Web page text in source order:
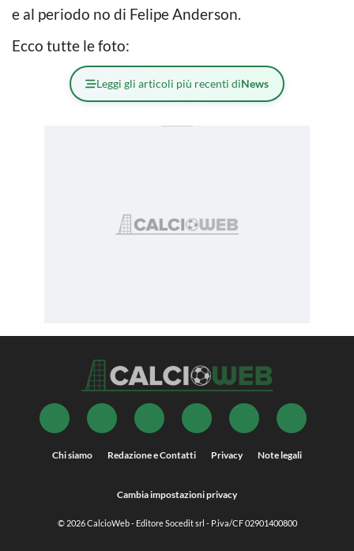
e al periodo no di Felipe Anderson.
Ecco tutte le foto:
Leggi gli articoli più recenti diNews
Chi siamo Redazione e Contatti Privacy Note legali
Cambia impostazioni privacy
© 2026CalcioWeb- Editore Socedit srl - P.iva/CF 02901400800